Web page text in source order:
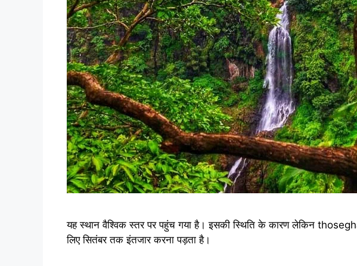
यह स्थान वैश्विक स्तर पर पहुंच गया है। इसकी स्थिति के कारण लेकिन
लिए सितंबर तक इंतजार करना पड़ता है।